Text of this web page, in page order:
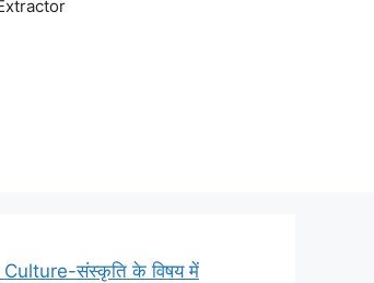
संस्कृति के विषय में